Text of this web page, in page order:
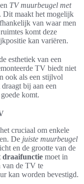
TV muurbeugel met
. Dit maakt het mogelijk
van waar men
komt deze
kan variëren.
esthetiek van een
TV biedt niet
ook als een stijlvol
bij aan een
komt.
cruciaal om enkele
De juiste muurbeugel
en de grootte van de
draaifunctie moet in
van de TV te
kan worden bevestigd.